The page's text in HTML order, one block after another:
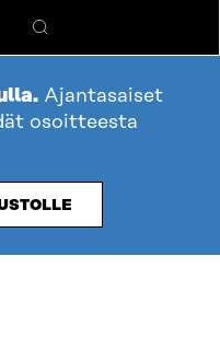
Hae
Ajantasaiset
osoitteesta